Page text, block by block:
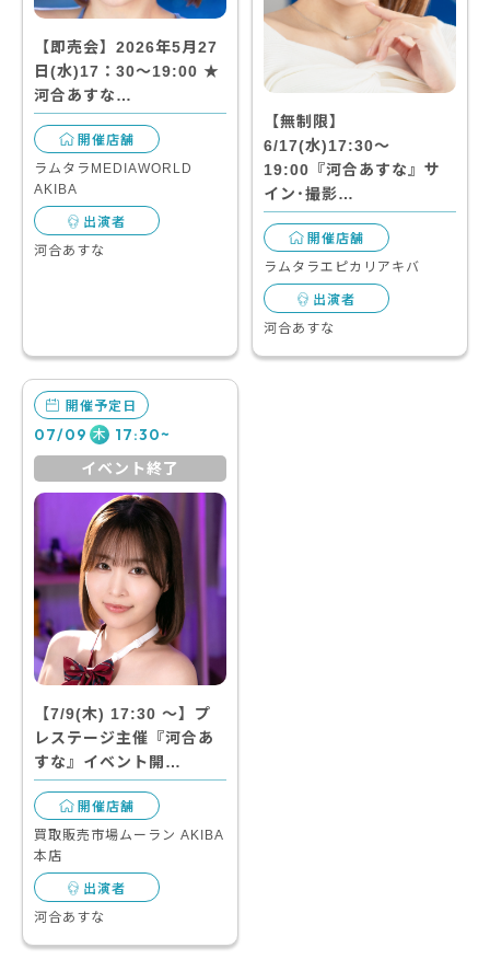
【即売会】2026年5月27
日(水)17：30～19:00 ★
河合あすな…
開催店舗
ラムタラMEDIAWORLD
AKIBA
出演者
河合あすな
【無制限】
6/17(水)17:30～
19:00『河合あすな』サ
イン･撮影…
開催店舗
ラムタラエピカリアキバ
出演者
河合あすな
開催予定日
07/09 木 17:30~
イベント終了
【7/9(木) 17:30 〜】プ
レステージ主催『河合あ
すな』イベント開…
開催店舗
買取販売市場ムーラン AKIBA
本店
出演者
河合あすな